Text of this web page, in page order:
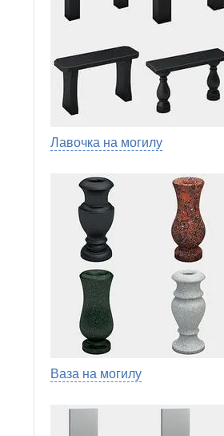
Лавочка на могилу
Ваза на могилу